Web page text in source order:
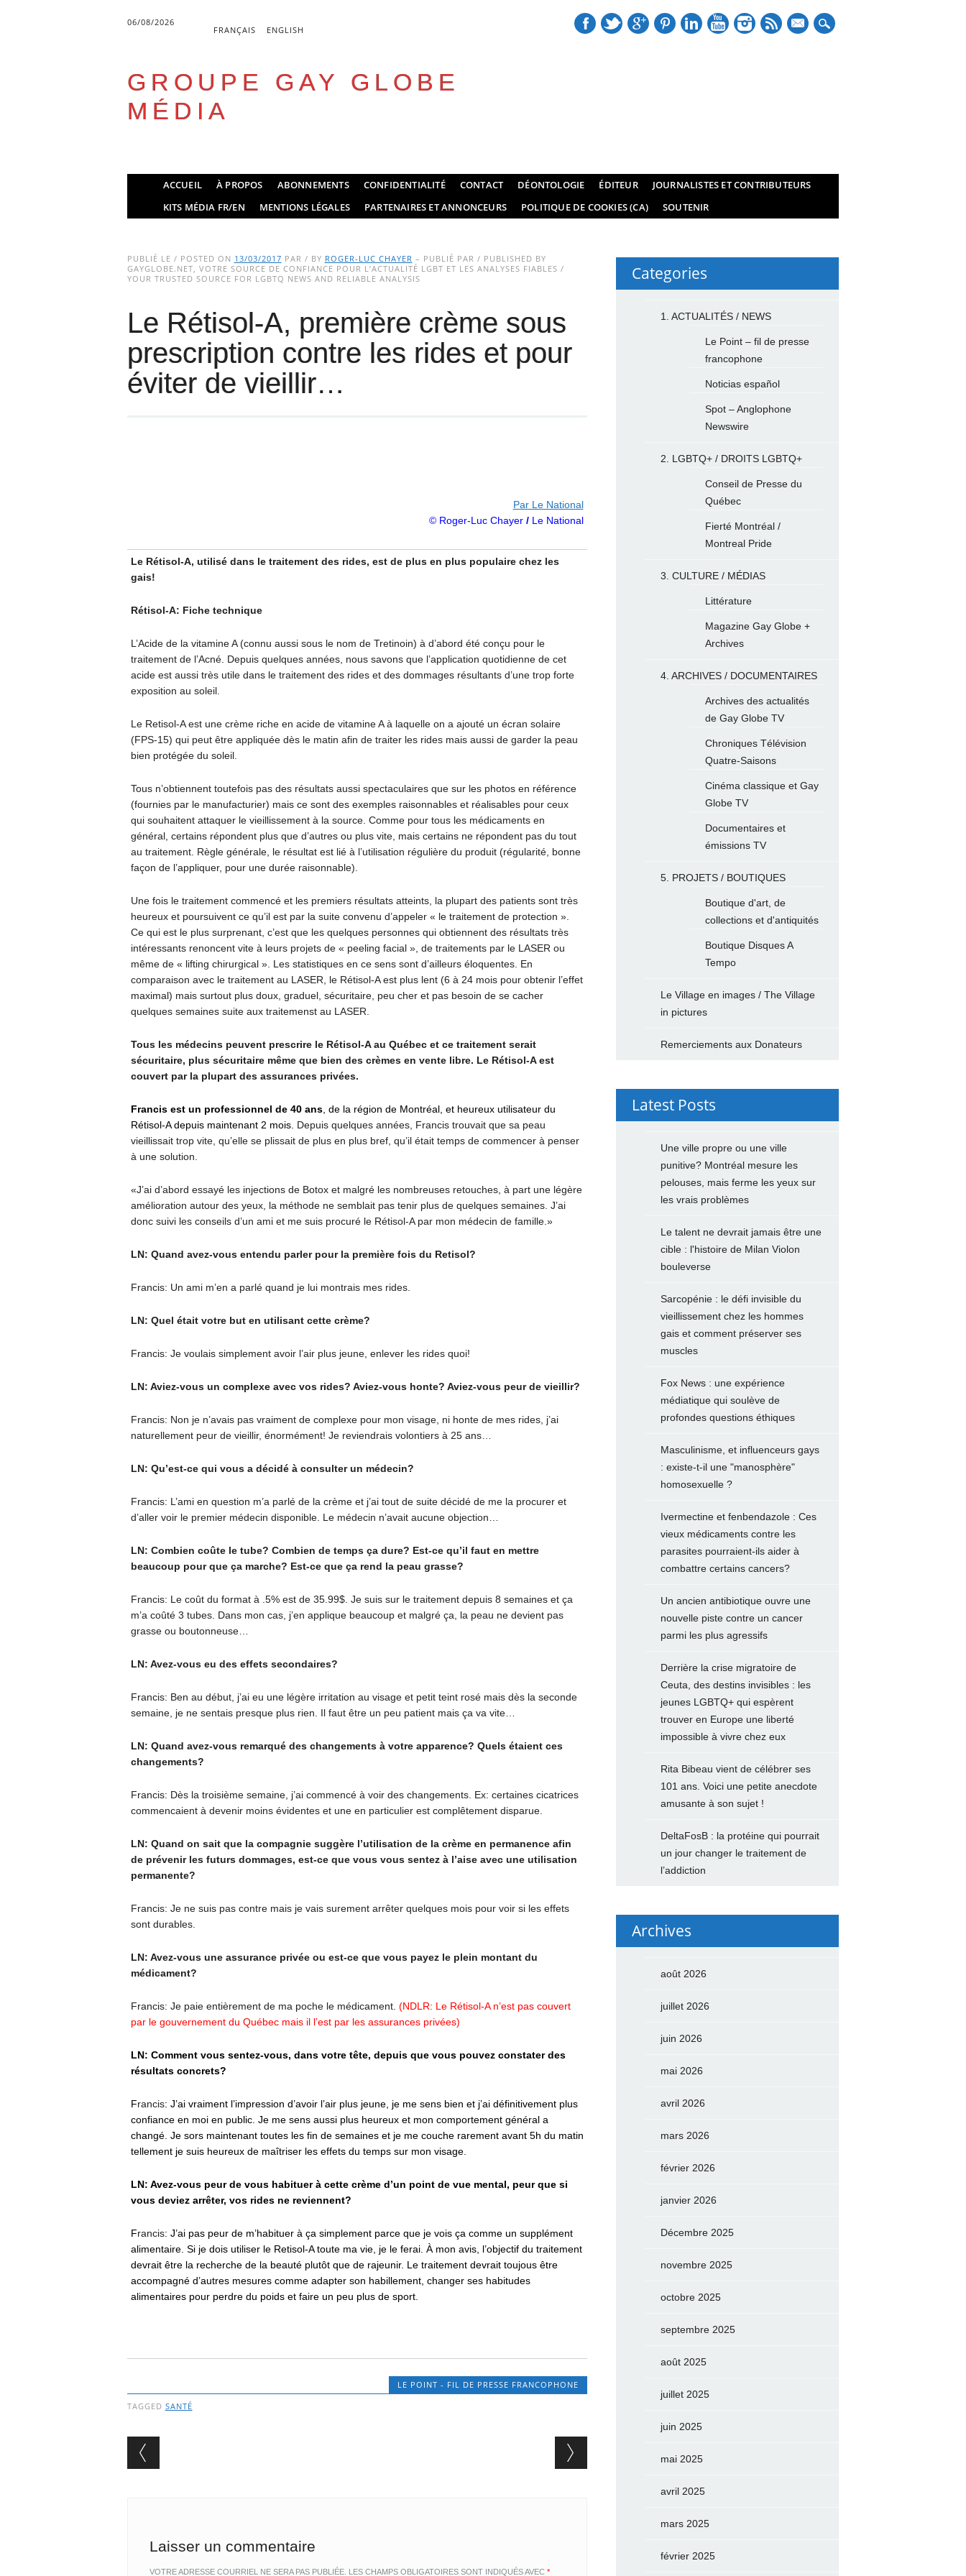
06/08/2026
FRANÇAIS ENGLISH
mail
GROUPE GAY GLOBE
MÉDIA
Main menu
ACCUEIL À PROPOS ABONNEMENTS CONFIDENTIALITÉ CONTACT DÉONTOLOGIE ÉDITEUR
JOURNALISTES ET CONTRIBUTEURS
KITS MÉDIA FR/EN
MENTIONS LÉGALES PARTENAIRES ET ANNONCEURS POLITIQUE DE COOKIES (CA) SOUTENIR
PUBLIÉ LE / POSTED ON 13/03/2017 PAR / BY ROGER-LUC CHAYER – PUBLIÉ PAR / PUBLISHED BY
GAYGLOBE.NET, VOTRE SOURCE DE CONFIANCE POUR L’ACTUALITÉ LGBT ET LES ANALYSES FIABLES /
YOUR TRUSTED SOURCE FOR LGBTQ NEWS AND RELIABLE ANALYSIS
Le Rétisol-A, première crème sous
prescription contre les rides et pour
éviter de vieillir…
Par Le National
© Roger-Luc Chayer/Le National
Le Rétisol-A, utilisé dans le traitement des rides, est de plus en plus populaire chez les
gais!
Rétisol-A: Fiche technique
L’Acide de la vitamine A (connu aussi sous le nom de Tretinoin) à d’abord été conçu pour le
traitement de l’Acné. Depuis quelques années, nous savons que l’application quotidienne de cet
acide est aussi très utile dans le traitement des rides et des dommages résultants d’une trop forte
exposition au soleil.
Le Retisol-A est une crème riche en acide de vitamine A à laquelle on a ajouté un écran solaire
(FPS-15) qui peut être appliquée dès le matin afin de traiter les rides mais aussi de garder la peau
bien protégée du soleil.
Tous n’obtiennent toutefois pas des résultats aussi spectaculaires que sur les photos en référence
(fournies par le manufacturier) mais ce sont des exemples raisonnables et réalisables pour ceux
qui souhaitent attaquer le vieillissement à la source. Comme pour tous les médicaments en
général, certains répondent plus que d’autres ou plus vite, mais certains ne répondent pas du tout
au traitement. Règle générale, le résultat est lié à l’utilisation régulière du produit (régularité, bonne
façon de l’appliquer, pour une durée raisonnable).
Une fois le traitement commencé et les premiers résultats atteints, la plupart des patients sont très
heureux et poursuivent ce qu’il est par la suite convenu d’appeler « le traitement de protection ».
Ce qui est le plus surprenant, c’est que les quelques personnes qui obtiennent des résultats très
intéressants renoncent vite à leurs projets de « peeling facial », de traitements par le LASER ou
même de « lifting chirurgical ». Les statistiques en ce sens sont d’ailleurs éloquentes. En
comparaison avec le traitement au LASER, le Rétisol-A est plus lent (6 à 24 mois pour obtenir l’effet
maximal) mais surtout plus doux, graduel, sécuritaire, peu cher et pas besoin de se cacher
quelques semaines suite aux traitemenst au LASER.
Tous les médecins peuvent prescrire le Rétisol-A au Québec et ce traitement serait
sécuritaire, plus sécuritaire même que bien des crèmes en vente libre. Le Rétisol-A est
couvert par la plupart des assurances privées.
Francis est un professionnel de 40 ans, de la région de Montréal, et heureux utilisateur du
Rétisol-A depuis maintenant 2 mois. Depuis quelques années, Francis trouvait que sa peau
vieillissait trop vite, qu’elle se plissait de plus en plus bref, qu’il était temps de commencer à penser
à une solution.
«J’ai d’abord essayé les injections de Botox et malgré les nombreuses retouches, à part une légère
amélioration autour des yeux, la méthode ne semblait pas tenir plus de quelques semaines. J’ai
donc suivi les conseils d’un ami et me suis procuré le Rétisol-A par mon médecin de famille.»
LN: Quand avez-vous entendu parler pour la première fois du Retisol?
Francis: Un ami m’en a parlé quand je lui montrais mes rides.
LN: Quel était votre but en utilisant cette crème?
Francis: Je voulais simplement avoir l’air plus jeune, enlever les rides quoi!
LN: Aviez-vous un complexe avec vos rides? Aviez-vous honte? Aviez-vous peur de vieillir?
Francis: Non je n’avais pas vraiment de complexe pour mon visage, ni honte de mes rides, j’ai
naturellement peur de vieillir, énormément! Je reviendrais volontiers à 25 ans…
LN: Qu’est-ce qui vous a décidé à consulter un médecin?
Francis: L’ami en question m’a parlé de la crème et j’ai tout de suite décidé de me la procurer et
d’aller voir le premier médecin disponible. Le médecin n’avait aucune objection…
LN: Combien coûte le tube? Combien de temps ça dure? Est-ce qu’il faut en mettre
beaucoup pour que ça marche? Est-ce que ça rend la peau grasse?
Francis: Le coût du format à .5% est de 35.99$. Je suis sur le traitement depuis 8 semaines et ça
m’a coûté 3 tubes. Dans mon cas, j’en applique beaucoup et malgré ça, la peau ne devient pas
grasse ou boutonneuse…
LN: Avez-vous eu des effets secondaires?
Francis: Ben au début, j’ai eu une légère irritation au visage et petit teint rosé mais dès la seconde
semaine, je ne sentais presque plus rien. Il faut être un peu patient mais ça va vite…
LN: Quand avez-vous remarqué des changements à votre apparence? Quels étaient ces
changements?
Francis: Dès la troisième semaine, j’ai commencé à voir des changements. Ex: certaines cicatrices
commencaient à devenir moins évidentes et une en particulier est complêtement disparue.
LN: Quand on sait que la compagnie suggère l’utilisation de la crème en permanence afin
de prévenir les futurs dommages, est-ce que vous vous sentez à l’aise avec une utilisation
permanente?
Francis: Je ne suis pas contre mais je vais surement arrêter quelques mois pour voir si les effets
sont durables.
LN: Avez-vous une assurance privée ou est-ce que vous payez le plein montant du
médicament?
Francis: Je paie entièrement de ma poche le médicament. (NDLR: Le Rétisol-A n’est pas couvert
par le gouvernement du Québec mais il l’est par les assurances privées)
LN: Comment vous sentez-vous, dans votre tête, depuis que vous pouvez constater des
résultats concrets?
Francis: J’ai vraiment l’impression d’avoir l’air plus jeune, je me sens bien et j’ai définitivement plus
confiance en moi en public. Je me sens aussi plus heureux et mon comportement général a
changé. Je sors maintenant toutes les fin de semaines et je me couche rarement avant 5h du matin
tellement je suis heureux de maîtriser les effets du temps sur mon visage.
LN: Avez-vous peur de vous habituer à cette crème d’un point de vue mental, peur que si
vous deviez arrêter, vos rides ne reviennent?
Francis: J’ai pas peur de m’habituer à ça simplement parce que je vois ça comme un supplément
alimentaire. Si je dois utiliser le Retisol-A toute ma vie, je le ferai. À mon avis, l’objectif du traitement
devrait être la recherche de la beauté plutôt que de rajeunir. Le traitement devrait toujous être
accompagné d’autres mesures comme adapter son habillement, changer ses habitudes
alimentaires pour perdre du poids et faire un peu plus de sport.
LE POINT - FIL DE PRESSE FRANCOPHONE
TAGGED SANTÉ
Post navigation
Laisser un commentaire
VOTRE ADRESSE COURRIEL NE SERA PAS PUBLIÉE. LES CHAMPS OBLIGATOIRES SONT INDIQUÉS AVEC *
Categories
1. ACTUALITÉS / NEWS
Le Point – fil de presse
francophone
Noticias español
Spot – Anglophone
Newswire
2. LGBTQ+ / DROITS LGBTQ+
Conseil de Presse du
Québec
Fierté Montréal /
Montreal Pride
3. CULTURE / MÉDIAS
Littérature
Magazine Gay Globe +
Archives
4. ARCHIVES / DOCUMENTAIRES
Archives des actualités
de Gay Globe TV
Chroniques Télévision
Quatre-Saisons
Cinéma classique et Gay
Globe TV
Documentaires et
émissions TV
5. PROJETS / BOUTIQUES
Boutique d'art, de
collections et d'antiquités
Boutique Disques A
Tempo
Le Village en images / The Village
in pictures
Remerciements aux Donateurs
Latest Posts
Une ville propre ou une ville
punitive? Montréal mesure les
pelouses, mais ferme les yeux sur
les vrais problèmes
Le talent ne devrait jamais être une
cible : l'histoire de Milan Violon
bouleverse
Sarcopénie : le défi invisible du
vieillissement chez les hommes
gais et comment préserver ses
muscles
Fox News : une expérience
médiatique qui soulève de
profondes questions éthiques
Masculinisme, et influenceurs gays
: existe-t-il une "manosphère"
homosexuelle ?
Ivermectine et fenbendazole : Ces
vieux médicaments contre les
parasites pourraient-ils aider à
combattre certains cancers?
Un ancien antibiotique ouvre une
nouvelle piste contre un cancer
parmi les plus agressifs
Derrière la crise migratoire de
Ceuta, des destins invisibles : les
jeunes LGBTQ+ qui espèrent
trouver en Europe une liberté
impossible à vivre chez eux
Rita Bibeau vient de célébrer ses
101 ans. Voici une petite anecdote
amusante à son sujet !
DeltaFosB : la protéine qui pourrait
un jour changer le traitement de
l’addiction
Archives
août 2026
juillet 2026
juin 2026
mai 2026
avril 2026
mars 2026
février 2026
janvier 2026
Décembre 2025
novembre 2025
octobre 2025
septembre 2025
août 2025
juillet 2025
juin 2025
mai 2025
avril 2025
mars 2025
février 2025